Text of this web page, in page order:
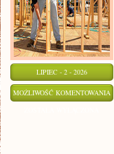
LIPIEC - 2 - 2026
MOŻLIWOŚĆ KOMENTOWANIA